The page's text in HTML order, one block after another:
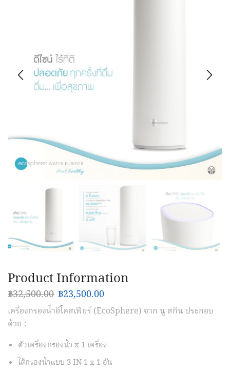
Product Information
฿32,500.00 ฿23,500.00
เครื่องกรองน้ำอีโคสเฟียร์ (EcoSphere) จาก นู สกิน ประกอบ
ด้วย :
ตัวเครื่องกรองน้ำ x 1 เครื่อง
ไส้กรองน้ำแบบ 3 IN 1 x 1 อัน